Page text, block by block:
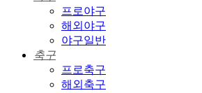
프로야구
해외야구
야구일반
축구
프로축구
해외축구